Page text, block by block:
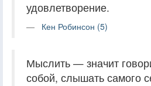
удовлетворение.
Кен Робинсон (5)
Мыслить — значит
собой, слышать самого